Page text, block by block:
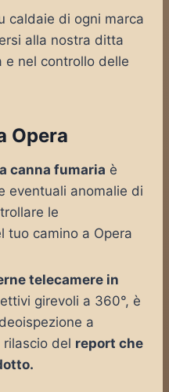
caldaie di ogni marca
alla nostra ditta
e nel controllo delle
Opera
canna fumaria è
eventuali anomalie di
le
tuo camino a Opera
telecamere in
girevoli a 360°, è
a
rilascio del report che